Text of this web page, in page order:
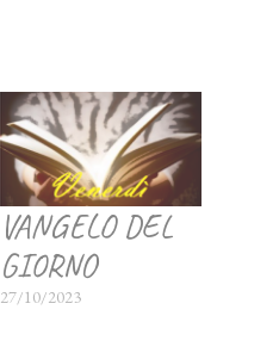
VANGELO DEL
GIORNO
27/10/2023